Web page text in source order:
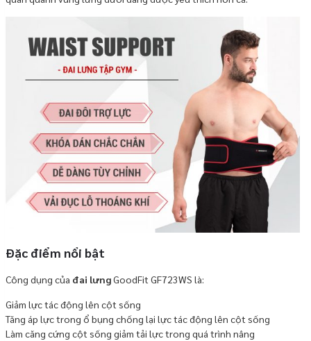
Đặc điểm nổi bật
Công dụng của đai lưngGoodFit GF723WS là:
Giảm lực tác động lên cột sống
Tăng áp lực trong ổ bụng chống lại lực tác động lên cột sống
Làm căng cứng cột sống giảm tải lực trong quá trình nâng